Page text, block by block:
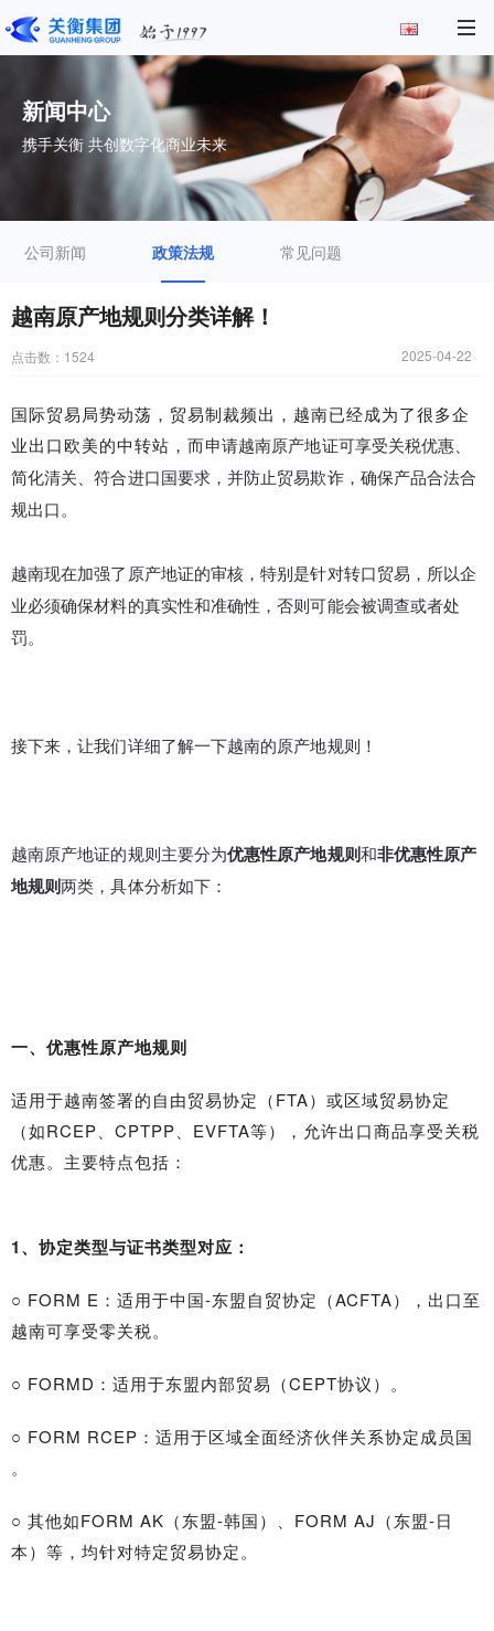
新闻中心
携手关衡 共创数字化商业未来
公司新闻 政策法规 常见问题
越南原产地规则分类详解！
2025-04-22
点击数： 1524
国际贸易局势动荡，贸易制裁频出，越南已经成为了很多企
业出口欧美的中转站，而申请越南原产地证可享受关税优惠、
简化清关、符合进口国要求，并防止贸易欺诈，确保产品合法合
规出口。
越南现在加强了原产地证的审核，特别是针对转口贸易，所以企
业必须确保材料的真实性和准确性，否则可能会被调查或者处
罚。
接下来，让我们详细了解一下越南的原产地规则！
越南原产地证的规则主要分为优惠性原产地规则和非优惠性原产
地规则两类，具体分析如下：
一、优惠性原产地规则
适用于越南签署的自由贸易协定（FTA）或区域贸易协定
（如RCEP、CPTPP、EVFTA等），允许出口商品享受关税
优惠。主要特点包括：
1、协定类型与证书类型对应：
○ FORM E：适用于中国-东盟自贸协定（ACFTA），出口至
越南可享受零关税。
○ FORMD：适用于东盟内部贸易（CEPT协议）。
○ FORM RCEP：适用于区域全面经济伙伴关系协定成员国
。
○ 其他如FORM AK（东盟-韩国）、FORM AJ（东盟-日
本）等，均针对特定贸易协定。